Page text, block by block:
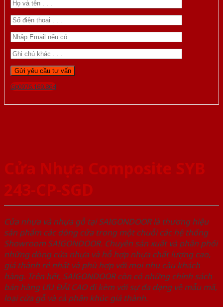
Gọi 0976.169.864
Cửa Nhựa Composite SYB
243-CP-SGD
Cửa nhựa và nhựa gỗ tại SAIGONDOOR là thương hiệu
sản phẩm các dòng cửa trong một chuỗi các hệ thống
Showroom SAIGONDOOR. Chuyên sản xuất và phân phối
những dòng cửa nhựa và hỗ hợp nhựa chất lượng cao,
giá thành rẻ nhất và phù hợp với mọi nhu cầu khách
hàng. Trên hết, SAIGONDOOR còn có những chính sách
bán hàng ƯU ĐÃI CAO đi kèm với sự đa dạng về mẫu mã,
loại cửa gỗ và cả phân khúc giá thành.